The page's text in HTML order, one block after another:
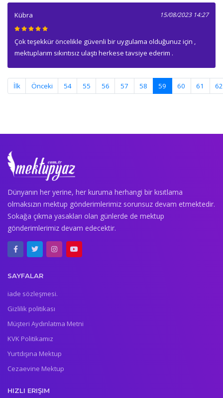
Kübra 15/08/2023 14:27
Çok teşekkür öncelikle güvenli bir uygulama olduğunuz için ,
mektuplarım sıkıntısız ulaştı herkese tavsiye ederim .
İlk Önceki 54 55 56 57 58 59 (current)
60 61 62
Dünyanın her yerine, her kuruma herhangi bir kısıtlama
olmaksızın mektup gönderimlerimiz sorunsuz devam etmektedir.
Sokağa çıkma yasakları olan günlerde de mektup
gönderimlerimiz devam edecektir.
SAYFALAR
iade sözleşmesi.
Gizlilik politikası
Müşteri Aydınlatma Metni
KVK Politikamız
Yurtdışına Mektup
Cezaevine Mektup
HIZLI ERIŞIM